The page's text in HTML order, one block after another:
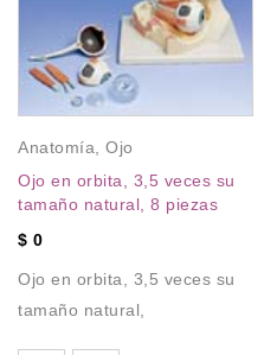
Anatomía
Ojo
Ojo en orbita, 3,5 veces su
tamaño natural, 8 piezas
$ 0
Ojo en orbita, 3,5 veces su
tamaño natural,